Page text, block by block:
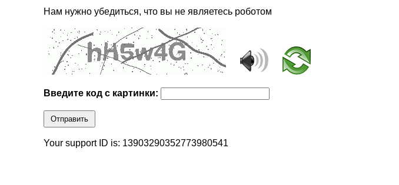
Нам нужно убедиться, что вы не являетесь роботом
Введите код с картинки:
Отправить
Your support ID is: 13903290352773980541